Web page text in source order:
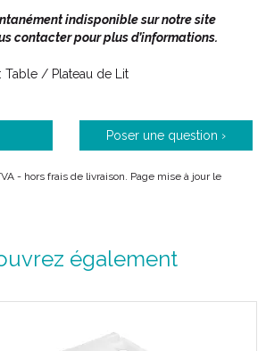
ainsi qu' une double inclinaison au
l' utilisation dans un fauteuil (roulant).
augmente la surface du plateau et s'
standard l' empiétement est
multi-positions (plié pour rangement,
position alitée.
latéral.
indisponible sur notre site
contacter pour plus d’informations.
: Table / Plateau de Lit
Poser une question ›
- hors frais de livraison. Page mise à jour le
également